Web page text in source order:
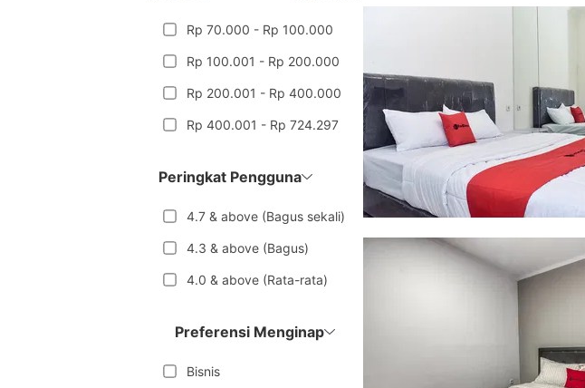
Rp 70.000 - Rp 100.000
Rp 100.001 - Rp 200.000
Rp 200.001 - Rp 400.000
Rp 400.001 - Rp 724.297
Peringkat Pengguna
4.7 & above (Bagus sekali)
4.3 & above (Bagus)
4.0 & above (Rata-rata)
Preferensi Menginap
Bisnis